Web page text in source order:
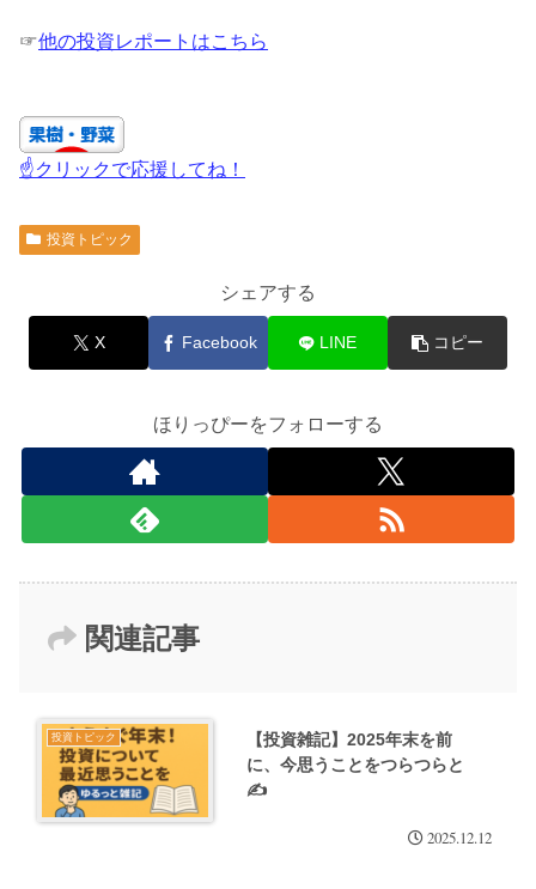
☞他の投資レポートはこちら
☝クリックで応援してね！
投資トピック
シェアする
X Facebook LINE コピー
ほりっぴーをフォローする
関連記事
投資トピック
【投資雑記】2025年末を前
に、今思うことをつらつらと
✍️
2025.12.12